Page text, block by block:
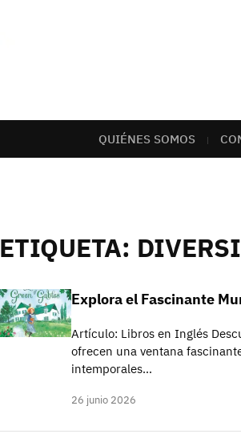
QUIÉNES SOMOS
ETIQUETA:
Explora el Fascinante
Artículo: Libros en Inglés
ofrecen una ventana
intemporales…
26 junio 2026